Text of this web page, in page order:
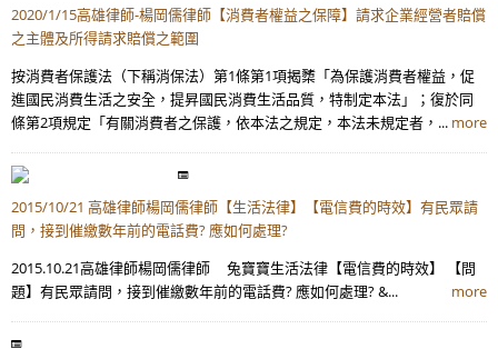
2020/1/15高雄律師-楊岡儒律師【消費者權益之保障】請求企業經營者賠償
之主體及所得請求賠償之範圍
按消費者保護法（下稱消保法）第1條第1項揭櫫「為保護消費者權益，促
進國民消費生活之安全，提昇國民消費生活品質，特制定本法」；復於同
條第2項規定「有關消費者之保護，依本法之規定，本法未規定者，... more
2015/10/21 高雄律師楊岡儒律師【生活法律】【電信費的時效】有民眾請
問，接到催繳數年前的電話費? 應如何處理?
2015.10.21高雄律師楊岡儒律師 兔寶寶生活法律【電信費的時效】 【問
題】有民眾請問，接到催繳數年前的電話費? 應如何處理? &...
more